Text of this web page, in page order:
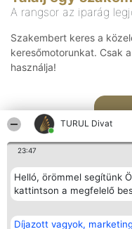
TURUL Divat
23:47
Helló, örömmel segítünk
kattintson a megfelelő
Díjazott vagyok,
A rangsor az iparág
Szakembert keres a
keresőmotorunkat. Csak
használja!
Rangsorszervező
SC Beautiful Company S.R.L.